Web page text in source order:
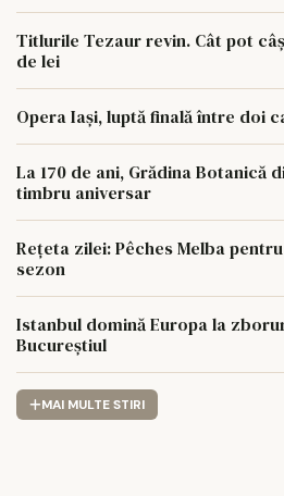
Titlurile Tezaur revin. Cât pot
de lei
Opera Iași, luptă finală între doi
La 170 de ani, Grădina Botanică
timbru aniversar
Rețeta zilei: Pêches Melba
sezon
Istanbul domină Europa la
Bucureștiul
MAI MULTE STIRI